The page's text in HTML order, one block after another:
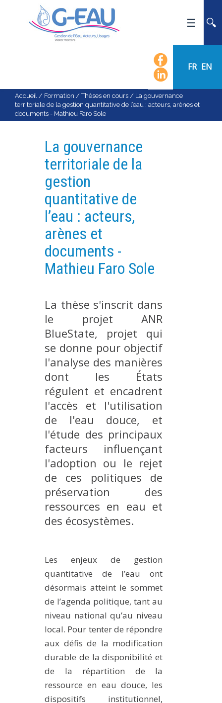
FR EN
ACTUALITÉS
AGENDA
CALENDRIER DES ÉVÈNEMENTS
ORGANIGRAMME
LISTE DU PERSONNEL
LES ÉQUIPES
RECRUTEMENT
RECHERCHE
PLATEFORMES EXPÉRIMENTALES
IMPLANTATIONS GÉOGRAPHIQUES
PROJETS EN COURS
NOS RÉSEAUX SCIENTIFIQUES ET TECHNIQUES
SÉMINAIRES RÉGULIERS
FORMATION
MASTER
INGÉNIEUR
FORMATION CONTINUE
FORMATION DOCTORALE
THÈSES EN COURS
PRODUCTION
MÉTHODES ET OUTILS
LOGICIELS
PUBLICATIONS SUR HAL
NOTES THÉMATIQUES
NOS TRAVAUX EN VIDÉO
Accueil / Formation /Thèses en cours / La gouvernance
territoriale de la gestion quantitative de l’eau : acteurs, arènes et
documents - Mathieu Faro Sole
La gouvernance
territoriale de la
gestion
quantitative de
l’eau : acteurs,
arènes et
documents -
Mathieu Faro Sole
La thèse s'inscrit dans
le projet ANR
BlueState, projet qui
se donne pour objectif
l'analyse des manières
dont les États
régulent et encadrent
l'accès et l'utilisation
de l'eau douce, et
l'étude des principaux
facteurs influençant
l'adoption ou le rejet
de ces politiques de
préservation des
ressources en eau et
des écosystèmes.
Les enjeux de gestion
quantitative de l’eau ont
désormais atteint le sommet
de l’agenda politique, tant au
niveau national qu’au niveau
local. Pour tenter de répondre
aux défis de la modification
durable de la disponibilité et
de la répartition de la
ressource en eau douce, les
dispositifs institutionnel,